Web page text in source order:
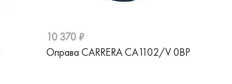
10 370 ₽
Оправа CARRERA CA1102/V 0BP